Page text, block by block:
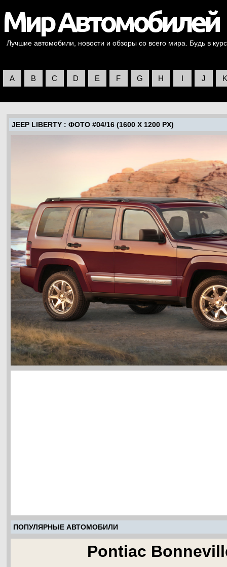
Лучшие автомобили, новости и обзоры со всего мира. Будь в
A B C D E F G H I J K
JEEP LIBERTY : ФОТО #04/16 (1600 X 1200 PX)
ПОПУЛЯРНЫЕ АВТОМОБИЛИ
Pontiac